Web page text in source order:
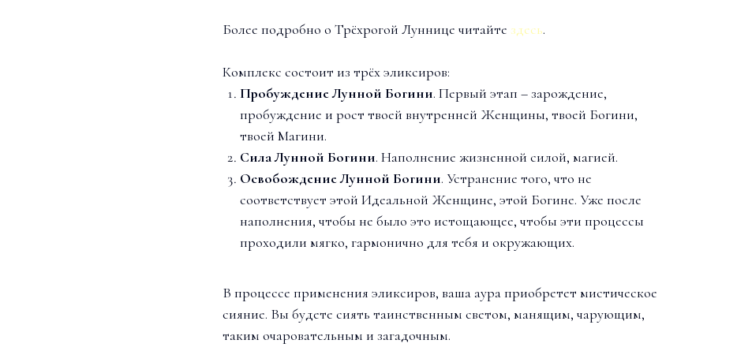
Более подробно о Трёхрогой Луннице читайте здесь.
Комплекс состоит из трёх эликсиров:
Пробуждение Лунной Богини. Первый этап – зарождение,
пробуждение и рост твоей внутренней Женщины, твоей Богини,
твоей Магини.
Сила Лунной Богини. Наполнение жизненной силой, магией.
Освобождение Лунной Богини. Устранение того, что не
соответствует этой Идеальной Женщине, этой Богине. Уже после
наполнения, чтобы не было это истощающее, чтобы эти процессы
проходили мягко, гармонично для тебя и окружающих.
В процессе применения эликсиров, ваша аура приобретет мистическое
сияние. Вы будете сиять таинственным светом, манящим, чарующим,
таким очаровательным и загадочным.